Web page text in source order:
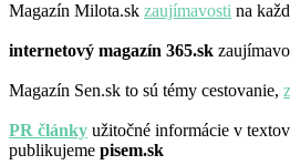
Magazín Milota.sk zaujímavosti na
internetový magazín 365.sk
Magazín Sen.sk to sú témy cestovanie,
PR články užitočné informácie v
publikujeme pisem.sk